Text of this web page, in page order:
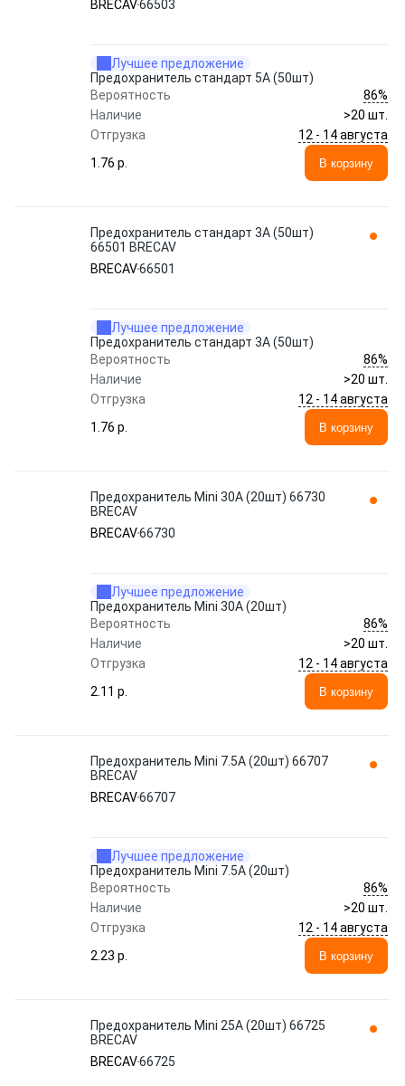
BRECAV66503
Лучшее предложение
Предохранитель стандарт 5A (50шт)
Вероятность
86%
Наличие
>20 шт.
Отгрузка
12 - 14 августа
1.76 p.
В корзину
Предохранитель стандарт 3A (50шт)
66501 BRECAV
BRECAV66501
Лучшее предложение
Предохранитель стандарт 3A (50шт)
Вероятность
86%
Наличие
>20 шт.
Отгрузка
12 - 14 августа
1.76 p.
В корзину
Предохранитель Mini 30A (20шт) 66730
BRECAV
BRECAV66730
Лучшее предложение
Предохранитель Mini 30A (20шт)
Вероятность
86%
Наличие
>20 шт.
Отгрузка
12 - 14 августа
2.11 p.
В корзину
Предохранитель Mini 7.5A (20шт) 66707
BRECAV
BRECAV66707
Лучшее предложение
Предохранитель Mini 7.5A (20шт)
Вероятность
86%
Наличие
>20 шт.
Отгрузка
12 - 14 августа
2.23 p.
В корзину
Предохранитель Mini 25A (20шт) 66725
BRECAV
BRECAV66725